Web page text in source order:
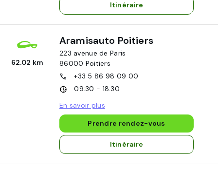
Itinéraire
62.02 km
Aramisauto Poitiers
223 avenue de Paris
86000 Poitiers
+33 5 86 98 09 00
09:30 - 18:30
En savoir plus
Prendre rendez-vous
Itinéraire